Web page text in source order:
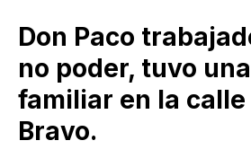
Don Paco
no poder, tuvo
familiar en la
Bravo.